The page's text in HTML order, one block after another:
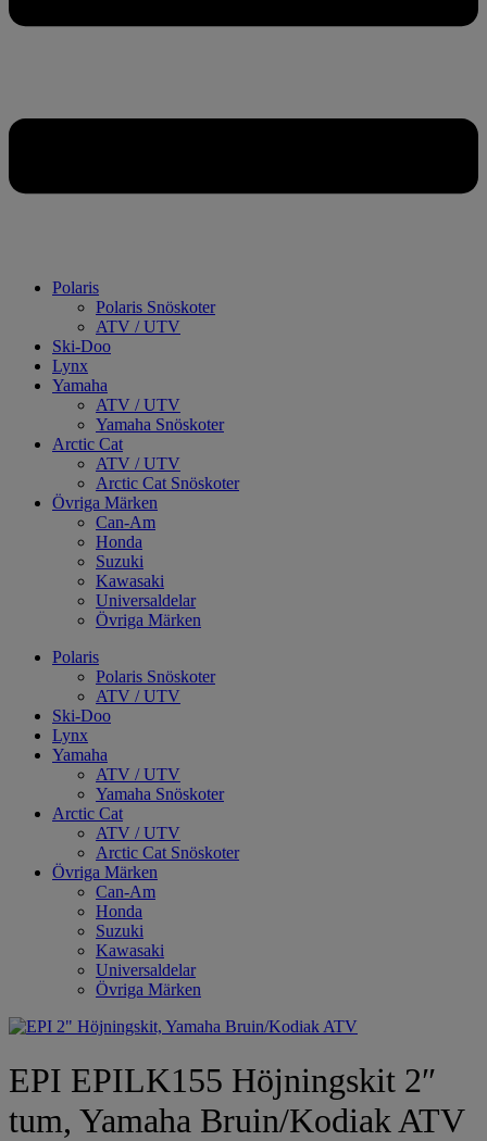
Polaris
Polaris Snöskoter
ATV / UTV
Ski-Doo
Lynx
Yamaha
ATV / UTV
Yamaha Snöskoter
Arctic Cat
ATV / UTV
Arctic Cat Snöskoter
Övriga Märken
Can-Am
Honda
Suzuki
Kawasaki
Universaldelar
Övriga Märken
Polaris
Polaris Snöskoter
ATV / UTV
Ski-Doo
Lynx
Yamaha
ATV / UTV
Yamaha Snöskoter
Arctic Cat
ATV / UTV
Arctic Cat Snöskoter
Övriga Märken
Can-Am
Honda
Suzuki
Kawasaki
Universaldelar
Övriga Märken
EPI EPILK155 Höjningskit 2″
tum, Yamaha Bruin/Kodiak ATV